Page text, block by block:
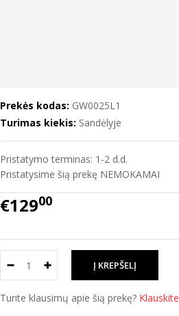
Prekės kodas: GW0025L1
Turimas kiekis: Sandėlyje
Pristatymo terminas: 1-2 d.d.
Pristatysime šią prekę NEMOKAMAI
€12900
Turite klausimų apie šią prekę? Klauskite